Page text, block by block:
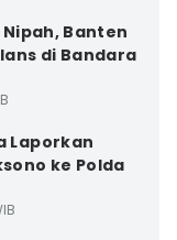
Banten
di Bandara
Laporkan
ke Polda